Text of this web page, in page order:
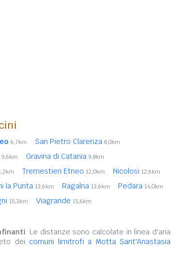
6,7km San Pietro Clarenza 8,0km
9,6km Gravina di Catania 9,8km
Tremestieri Etneo 12,0km Nicolosi 12,6km
la Punta 13,6km Ragalna 13,6km Pedara 14,0km
15,3km Viagrande 15,6km
. Le distanze sono calcolate in linea d'aria
dei comuni limitrofi a Motta Sant'Anastasia